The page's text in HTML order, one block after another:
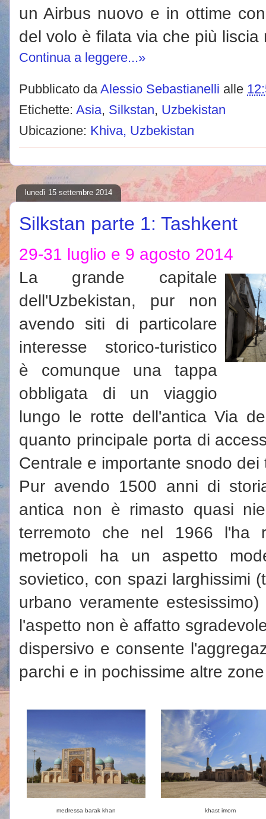
un Airbus nuovo e in ottime
del volo è filata via che più liscia
Continua a leggere...»
Pubblicato da Alessio Sebastianelli alle
Etichette: Asia, Silkstan, Uzbekistan
Ubicazione: Khiva, Uzbekistan
lunedì 15 settembre 2014
Silkstan parte 1: Tashkent
29-31 luglio e 9 agosto 2014
La grande capitale
dell'Uzbekistan, pur non
avendo siti di particolare
interesse storico-turistico
è comunque una tappa
obbligata di un viaggio
lungo le rotte dell'antica Via
quanto principale porta di
Centrale e importante snodo dei
Pur avendo 1500 anni di
antica non è rimasto quasi
terremoto che nel 1966
metropoli ha un aspetto
sovietico, con spazi larghissimi
urbano veramente
l'aspetto non è affatto
dispersivo e consente
parchi e in pochissime altre zone
medressa barak khan khast imom